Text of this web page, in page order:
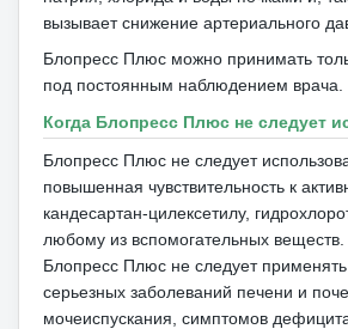
вызывает снижение артериального
Блопресс Плюс можно принимать
под постоянным наблюдением врача.
Когда Блопресс Плюс не следует
Блопресс Плюс не следует
повышенная чувствительность к
кандесартан-цилексетилу,
любому из вспомогательных веществ.
Блопресс Плюс не следует
серьезных заболеваний печени и
мочеиспускания, симптомов